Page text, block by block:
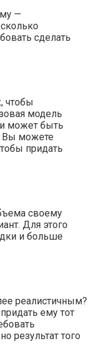
—
сделать
чтобы
модель
и может быть
Вы можете
придать
своему
Для этого
и больше
реалистичным?
ему тот
результат того